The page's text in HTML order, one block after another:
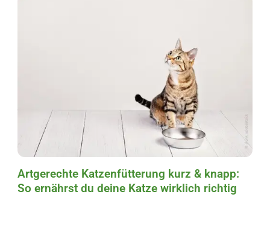
Artgerechte Katzenfütterung kurz & knapp:
So ernährst du deine Katze wirklich richtig